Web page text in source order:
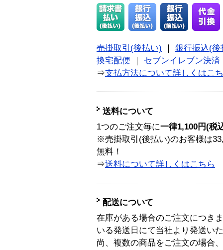
売掛取引(後払い)
銀行振込(後
換宅配便
セブンイレブン決済
⇒支払方法について詳しくはこ
送料について
1つのご注文毎に一律1,100円(税
※売掛取引(後払い)のお客様は
無料！
⇒送料について詳しくはこちら
配送について
在庫がある場合のご注文につき
いる発送日にて当社より発送い
尚、複数の商品をご注文の場合